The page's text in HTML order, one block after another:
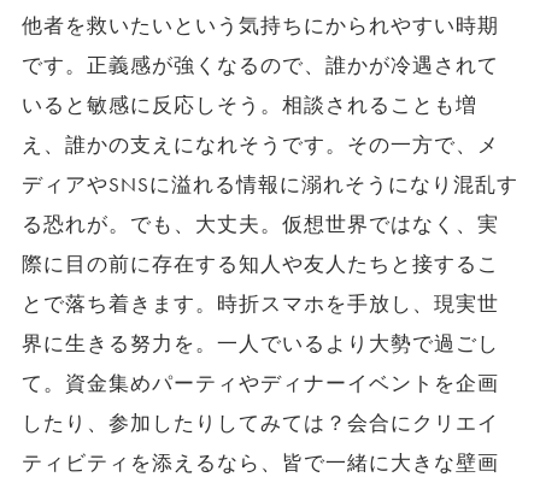
他者を救いたいという気持ちにかられやすい時期
です。正義感が強くなるので、誰かが冷遇されて
いると敏感に反応しそう。相談されることも増
え、誰かの支えになれそうです。その一方で、メ
ディアやSNSに溢れる情報に溺れそうになり混乱す
る恐れが。でも、大丈夫。仮想世界ではなく、実
際に目の前に存在する知人や友人たちと接するこ
とで落ち着きます。時折スマホを手放し、現実世
界に生きる努力を。一人でいるより大勢で過ごし
て。資金集めパーティやディナーイベントを企画
したり、参加したりしてみては？会合にクリエイ
ティビティを添えるなら、皆で一緒に大きな壁画